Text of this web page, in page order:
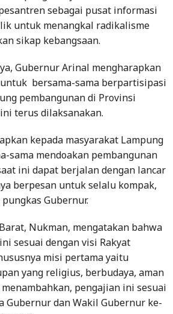
sikap kebangsaan.
Gubernur Arinal mengharapkan
untuk bersama-sama berpartisipasi
pembangunan di Provinsi
terus dilaksanakan.
kepada masyarakat Lampung
sama mendoakan pembangunan
ini dapat berjalan dengan lancar
berpesan untuk selalu kompak,
Gubernur.
Nukman, mengatakan bahwa
sesuai dengan visi Rakyat
misi pertama yaitu
yang religius, berbudaya, aman
pengajian ini sesuai
Gubernur dan Wakil Gubernur ke-